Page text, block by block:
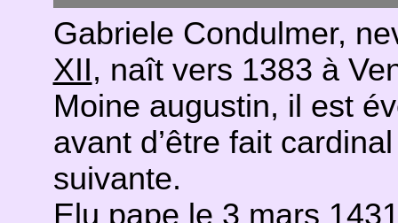
Gabriele Condulmer,
XII, naît vers 1383 à
Moine augustin, il est
avant d’être fait
suivante.
Elu pape le 3 mars